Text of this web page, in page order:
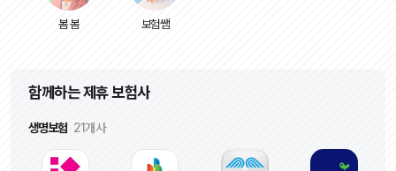
봄 봄 보험쌤
함께하는 제휴 보험사
생명보험 21개사